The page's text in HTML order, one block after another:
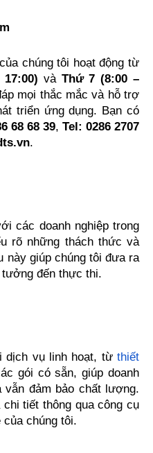
và Thứ 7 (8:00 –
mọi thắc mắc và hỗ trợ
triển ứng dụng. Bạn có
68 68 39, Tel: 0286 2707
.
các doanh nghiệp trong
rõ những thách thức và
này giúp chúng tôi đưa ra
đến thực thi.
dịch vụ linh hoạt, từ thiết
gói có sẵn, giúp doanh
đảm bảo chất lượng.
tiết thông qua công cụ
chúng tôi.